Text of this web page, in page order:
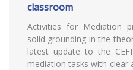
classroom
Activities for Mediation
solid grounding in the
latest update to the
mediation tasks with clear